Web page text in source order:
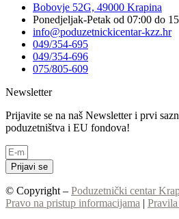
Bobovje 52G, 49000 Krapina
Ponedjeljak-Petak od 07:00 do
info@poduzetnickicentar-kzz.hr
049/354-695
049/354-696
075/805-609
Newsletter
Prijavite se na naš Newsletter i prvi
poduzetništva i EU fondova!
Prijavi se
© Copyright – Poduzetnički centar
Pravo na pristup informacijama | Pravila